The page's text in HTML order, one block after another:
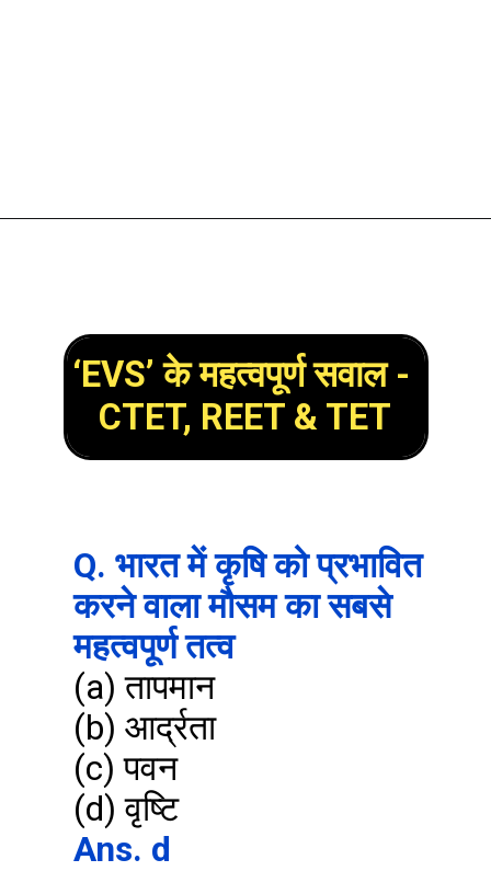
‘EVS’ के महत्वपूर्ण सवाल -
CTET, REET & TET
Q. भारत में कृषि को प्रभावित
करने वाला मौसम का सबसे
महत्वपूर्ण तत्व
(a) तापमान
(b) आर्द्रता
(c) पवन
(d) वृष्टि
Ans. d